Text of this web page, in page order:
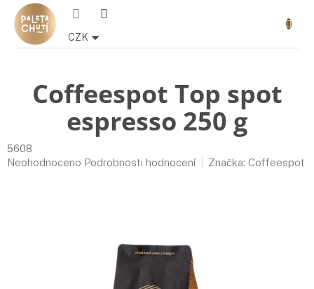
Přejít
obsah
CZK
košík
Coffeespot Top spot
espresso 250 g
5608
Průměrné
Neohodnoceno Podrobnosti hodnocení Značka: Coffeespot